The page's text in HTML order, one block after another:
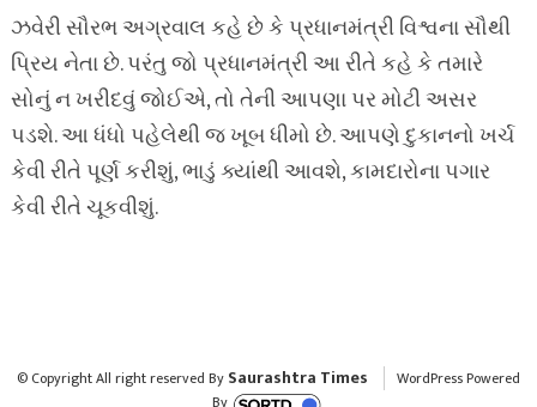
ઝવેરી સૌરભ અગ્રવાલ કહે છે કે પ્રધાનમંત્રી વિશ્વના સૌથી
પ્રિય નેતા છે. પરંતુ જો પ્રધાનમંત્રી આ રીતે કહે કે તમારે
સોનું ન ખરીદવું જોઈએ, તો તેની આપણા પર મોટી અસર
પડશે. આ ધંધો પહેલેથી જ ખૂબ ધીમો છે. આપણે દુકાનનો ખર્ચ
કેવી રીતે પૂર્ણ કરીશું, ભાડું ક્યાંથી આવશે, કામદારોના પગાર
કેવી રીતે ચૂકવીશું.
© Copyright All right reserved By Saurashtra Times
WordPress Powered
By